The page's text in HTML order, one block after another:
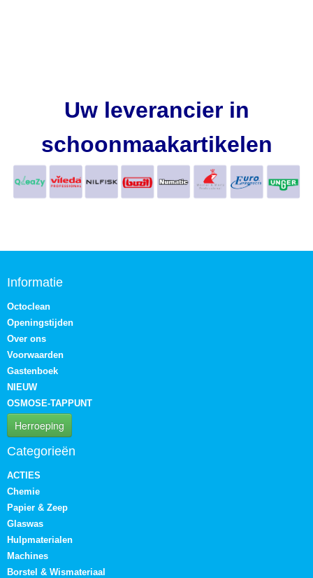
Uw leverancier in
schoonmaakartikelen
Informatie
Octoclean
Openingstijden
Over ons
Voorwaarden
Gastenboek
NIEUW
OSMOSE-TAPPUNT
Herroeping
Categorieën
ACTIES
Chemie
Papier & Zeep
Glaswas
Hulpmaterialen
Machines
Borstel & Wismateriaal